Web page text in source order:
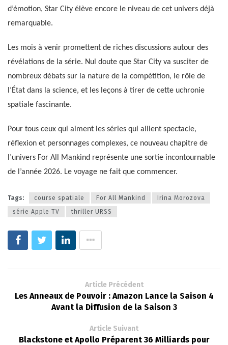
d’émotion, Star City élève encore le niveau de cet univers déjà
remarquable.
Les mois à venir promettent de riches discussions autour des
révélations de la série. Nul doute que Star City va susciter de
nombreux débats sur la nature de la compétition, le rôle de
l’État dans la science, et les leçons à tirer de cette uchronie
spatiale fascinante.
Pour tous ceux qui aiment les séries qui allient spectacle,
réflexion et personnages complexes, ce nouveau chapitre de
l’univers For All Mankind représente une sortie incontournable
de l’année 2026. Le voyage ne fait que commencer.
Tags: course spatiale For All Mankind
Irina Morozova
série Apple TV
thriller URSS
Article Précédent
Les Anneaux de Pouvoir : Amazon Lance la Saison 4
Avant la Diffusion de la Saison 3
Article Suivant
Blackstone et Apollo Préparent 36 Milliards pour